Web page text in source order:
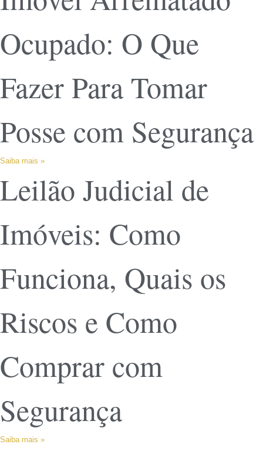
Ocupado: O Que
Fazer Para Tomar
Posse com Segurança
Saiba mais »
Leilão Judicial de
Imóveis: Como
Funciona, Quais os
Riscos e Como
Comprar com
Segurança
Saiba mais »